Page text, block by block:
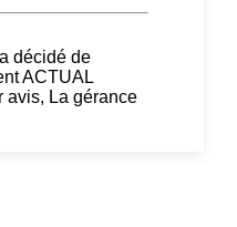
décidé de
ACTUAL
avis, La gérance